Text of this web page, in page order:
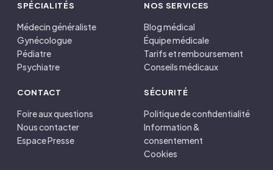
SPÉCIALITÉS
Médecin généraliste
Gynécologue
Pédiatre
Psychiatre
NOS SERVICES
Blog médical
Équipe médicale
Tarifs et remboursement
Conseils médicaux
CONTACT
Foire aux questions
Nous contacter
Espace Presse
SÉCURITÉ
Politique de confidentialité
Information &
consentement
Cookies